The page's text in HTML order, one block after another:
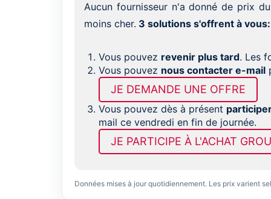
Aucun fournisseur n'a donné de prix
moins cher. 3 solutions s'offrent à vous:
Vous pouvez revenir plus tard. Les
Vous pouvez nous contacter e-mail
JE DEMANDE UNE OFFRE
Vous pouvez dès à présent
mail ce vendredi en fin de journée.
JE PARTICIPE À L'ACHAT
Données mises à jour quotidiennement. Les prix varient